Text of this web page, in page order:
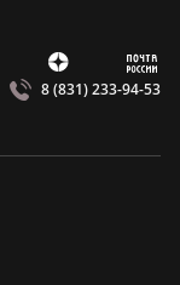
Z m
8 (831) 233-94-53